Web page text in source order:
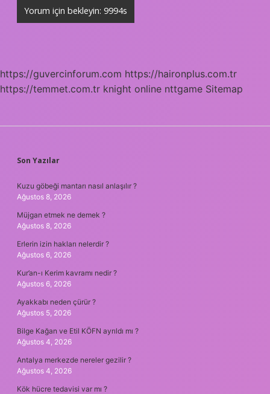
https://guvercinforum.com https://haironplus.com.tr
https://temmet.com.tr knight online nttgame Sitemap
SIDEBAR
Son Yazılar
Kuzu göbeği mantarı nasıl anlaşılır ?
Ağustos 8, 2026
Müjgan etmek ne demek ?
Ağustos 8, 2026
Erlerin izin hakları nelerdir ?
Ağustos 6, 2026
Kur’an-ı Kerim kavramı nedir ?
Ağustos 6, 2026
Ayakkabı neden çürür ?
Ağustos 5, 2026
Bilge Kağan ve Etil KÖFN ayrıldı mı ?
Ağustos 4, 2026
Antalya merkezde nereler gezilir ?
Ağustos 4, 2026
Kök hücre tedavisi var mı ?